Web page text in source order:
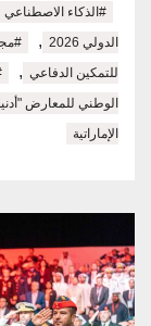
#الذكاء الاصطناعي
الدولي 2026
,
للتمكين الدفاعي ,
الوطني للمعارض
الإماراتية